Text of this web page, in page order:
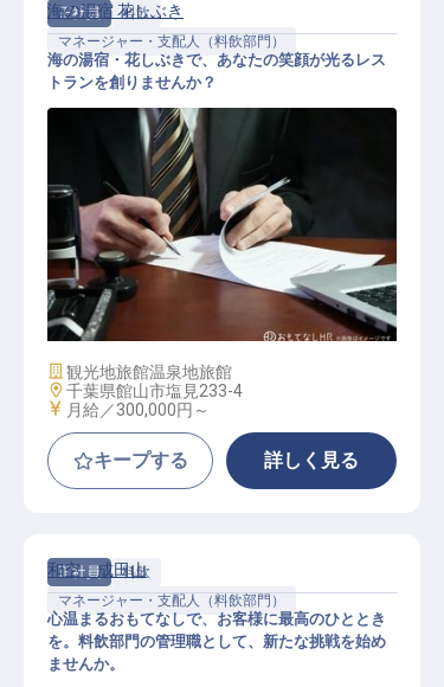
正社員
料飲
マネージャー・支配人（料飲部門）
レストランマネージャー
海の湯宿 花しぶき
海の湯宿・花しぶきで、あなたの笑顔が光るレス
トランを創りませんか？
施設業態
観光地旅館温泉地旅館
勤務地
千葉県館山市塩見233-4
給与
月給／300,000円～
キープする 詳しく見る
正社員
料飲
マネージャー・支配人（料飲部門）
和空 成田山
心温まるおもてなしで、お客様に最高のひととき
を。料飲部門の管理職として、新たな挑戦を始め
ませんか。